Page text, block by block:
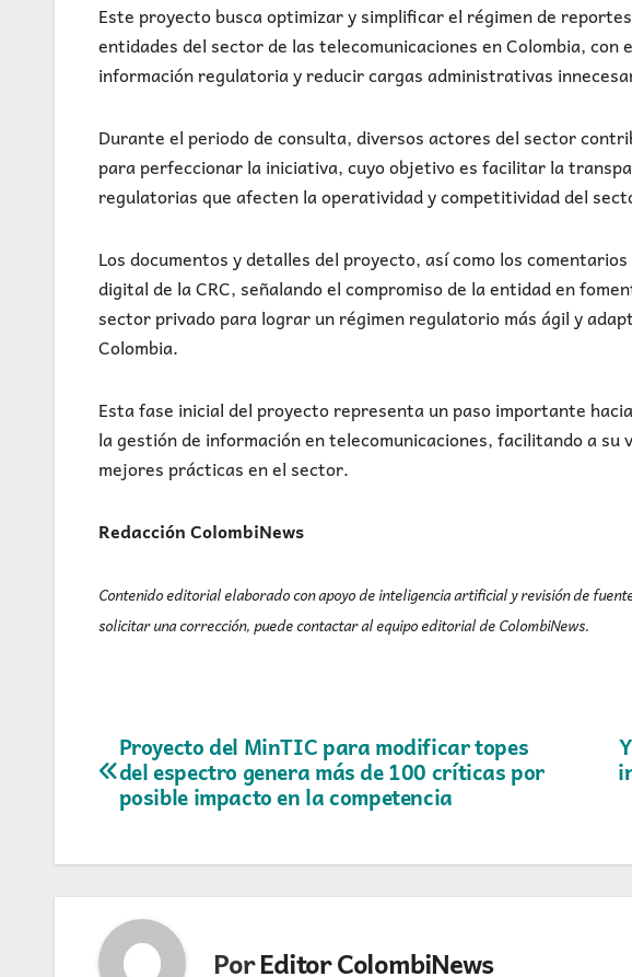
Este proyecto busca optimizar y simplificar el régimen de
entidades del sector de las telecomunicaciones en Colombia,
información regulatoria y reducir cargas administrativas
Durante el periodo de consulta, diversos actores del sector
para perfeccionar la iniciativa, cuyo objetivo es facilitar la
regulatorias que afecten la operatividad y competitividad del
Los documentos y detalles del proyecto, así como los
digital de la CRC, señalando el compromiso de la entidad en
sector privado para lograr un régimen regulatorio más ágil y
Colombia.
Esta fase inicial del proyecto representa un paso importante
la gestión de información en telecomunicaciones, facilitando a su
mejores prácticas en el sector.
Redacción ColombiNews
Contenido editorial elaborado con apoyo de inteligencia artificial y revisión de
solicitar una corrección, puede contactar al equipo editorial de ColombiNews.
Navegación
de
Proyecto del MinTIC para modificar topes
del espectro genera más de 100 críticas por
posible impacto en la competencia
PorEditor ColombiNews